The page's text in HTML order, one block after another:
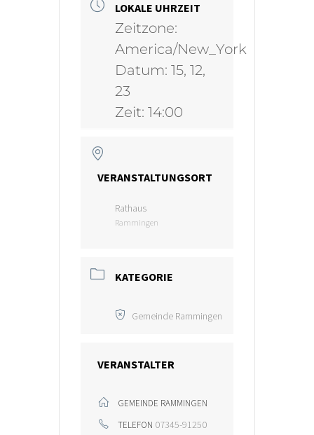
LOKALE UHRZEIT
Zeitzone:
America/New_York
Datum: 15, 12,
23
Zeit: 14:00
VERANSTALTUNGSORT
Rathaus
Rammingen
KATEGORIE
Gemeinde Rammingen
VERANSTALTER
GEMEINDE RAMMINGEN
TELEFON 07345-91250